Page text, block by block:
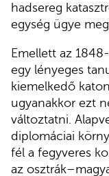
hadsereg
egység ügye
Emellett az
egy lényeges
kiemelkedő
ugyanakkor ezt
változtatni.
diplomáciai
fél a fegyveres
az